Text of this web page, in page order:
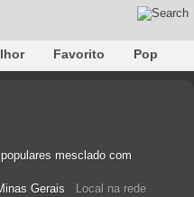
Favorito
Pop
mesclado com
Gerais
Local na rede